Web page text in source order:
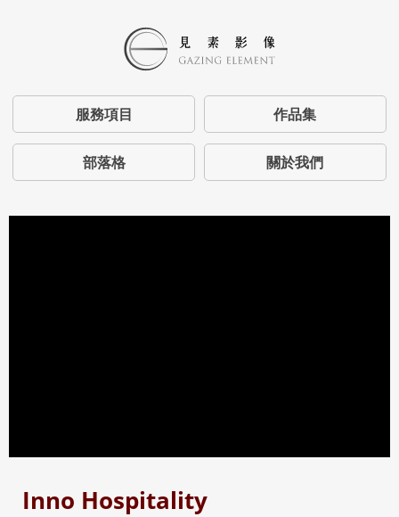
服務項目 作品集
部落格 關於我們
Inno Hospitality